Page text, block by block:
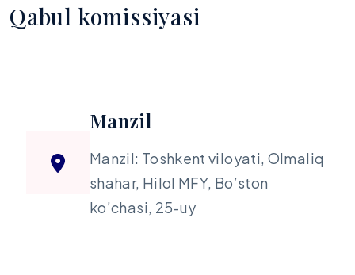
Qabul komissiyasi
Manzil
Manzil: Toshkent viloyati, Olmaliq
shahar, Hilol MFY, Bo’ston
ko’chasi, 25-uy